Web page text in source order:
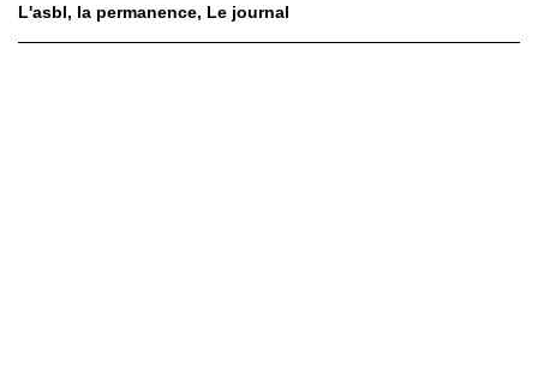
L'asbl la permanence Le journal